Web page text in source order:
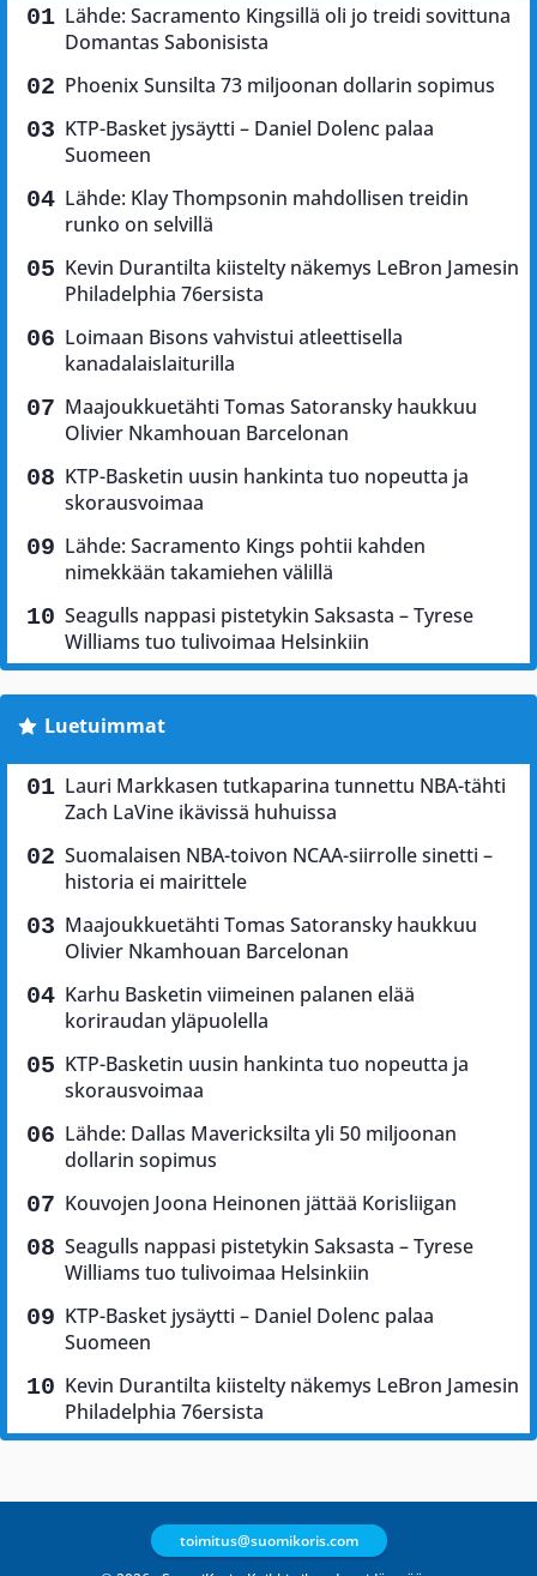
Lähde: Sacramento Kingsillä oli jo treidi sovittuna
Domantas Sabonisista
Phoenix Sunsilta 73 miljoonan dollarin sopimus
KTP-Basket jysäytti – Daniel Dolenc palaa
Suomeen
Lähde: Klay Thompsonin mahdollisen treidin
runko on selvillä
Kevin Durantilta kiistelty näkemys LeBron Jamesin
Philadelphia 76ersista
Loimaan Bisons vahvistui atleettisella
kanadalaislaiturilla
Maajoukkuetähti Tomas Satoransky haukkuu
Olivier Nkamhouan Barcelonan
KTP-Basketin uusin hankinta tuo nopeutta ja
skorausvoimaa
Lähde: Sacramento Kings pohtii kahden
nimekkään takamiehen välillä
Seagulls nappasi pistetykin Saksasta – Tyrese
Williams tuo tulivoimaa Helsinkiin
Luetuimmat
Lauri Markkasen tutkaparina tunnettu NBA-tähti
Zach LaVine ikävissä huhuissa
Suomalaisen NBA-toivon NCAA-siirrolle sinetti –
historia ei mairittele
Maajoukkuetähti Tomas Satoransky haukkuu
Olivier Nkamhouan Barcelonan
Karhu Basketin viimeinen palanen elää
koriraudan yläpuolella
KTP-Basketin uusin hankinta tuo nopeutta ja
skorausvoimaa
Lähde: Dallas Mavericksilta yli 50 miljoonan
dollarin sopimus
Kouvojen Joona Heinonen jättää Korisliigan
Seagulls nappasi pistetykin Saksasta – Tyrese
Williams tuo tulivoimaa Helsinkiin
KTP-Basket jysäytti – Daniel Dolenc palaa
Suomeen
Kevin Durantilta kiistelty näkemys LeBron Jamesin
Philadelphia 76ersista
toimitus@suomikoris.com